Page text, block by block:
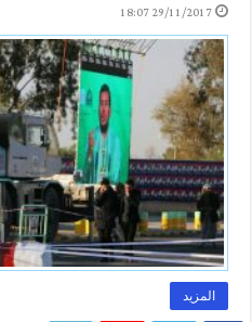
29/11/2017 18:07
المزيد